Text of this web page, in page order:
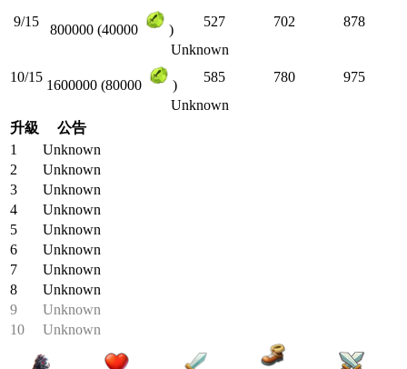
9/15
800000 (40000 )
527 702
878
Unknown
10/15
1600000 (80000 )
585 780
975
Unknown
升級
公告
1
Unknown
2
Unknown
3
Unknown
4
Unknown
5
Unknown
6
Unknown
7
Unknown
8
Unknown
9
Unknown
10
Unknown